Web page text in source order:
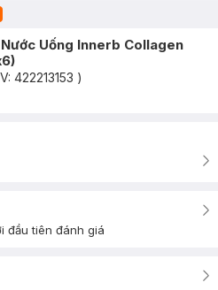
Uống Innerb Collagen
422213153 )
đầu tiên đánh giá